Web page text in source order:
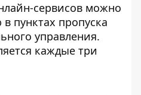
сервисов можно
пунктах пропуска
управления.
каждые три